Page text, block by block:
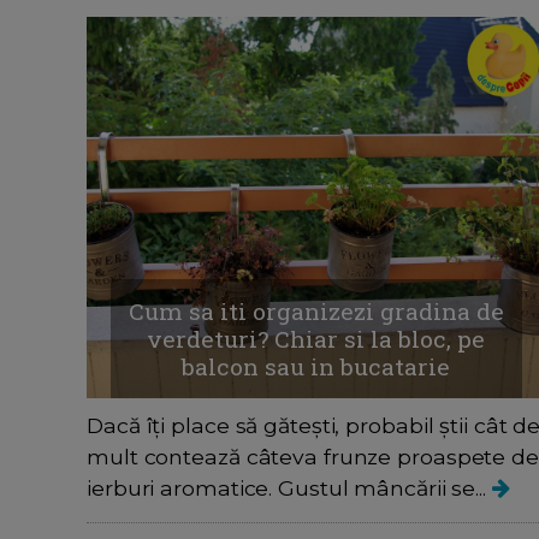
Cum sa iti organizezi gradina de
verdeturi? Chiar si la bloc, pe
balcon sau in bucatarie
Dacă îți place să gătești, probabil știi cât
mult contează câteva frunze proaspete de
ierburi aromatice. Gustul mâncării se...